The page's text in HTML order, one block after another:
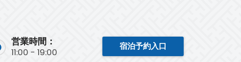
営業時間：
11:00 - 19:00
宿泊予約入口